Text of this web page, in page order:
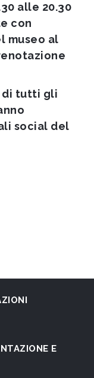
alle 20.30
con
museo al
di tutti gli
social del
E